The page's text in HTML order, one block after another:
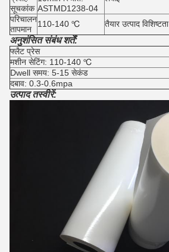
सूचकांक ASTMD1238-04
परिचालन
तापमान
110-140 ℃ तैयार उत्पाद विशिष्टता
अनुशंसित संबंध शर्तें:
फ्लैट प्रेस
मशीन सेटिंग: 110-140 ℃
Dwell समय: 5-15 सेकंड
दबाव: 0.3-0.6mpa
उत्पाद तस्वीरें: